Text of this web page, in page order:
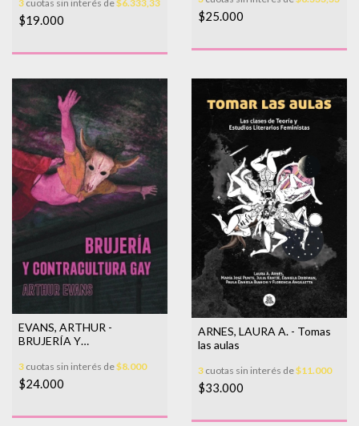
3 cuotas sin interés de$6.333,33
$19.000 $25.000
EVANS, ARTHUR -
BRUJERÍA Y
3 cuotas sin interés de$8.000
$24.000
ARNES, LAURA A. - Tomas
las aulas
3 cuotas sin interés de$11.000
$33.000